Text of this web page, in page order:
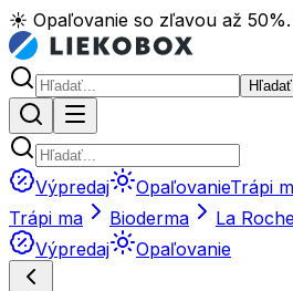
☀️ Opaľovanie so zľavou až
Hľadať
Výpredaj OpaľovanieTrápi
Trápi ma
Bioderma La
Výpredaj
Opaľovanie